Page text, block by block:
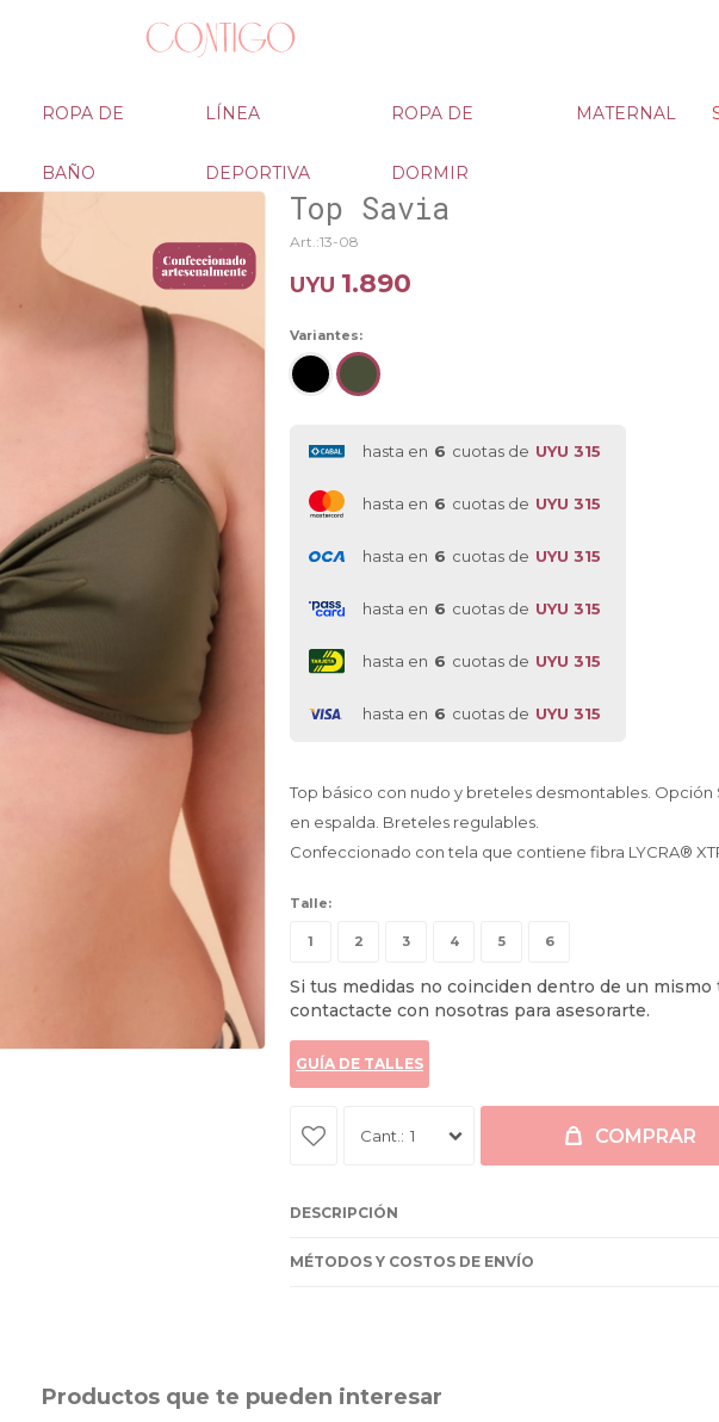
ROPA DE
BAÑO
LÍNEA
DEPORTIVA
ROPA DE
DORMIR
MATERNAL
Top Savia
13-08
UYU 1.890
Variantes:
hasta en 6 cuotas de UYU 315
hasta en 6 cuotas de UYU 315
hasta en 6 cuotas de UYU 315
hasta en 6 cuotas de UYU 315
hasta en 6 cuotas de UYU 315
hasta en 6 cuotas de UYU 315
Top básico con nudo y breteles desmontables. Opción
en espalda. Breteles regulables.
Confeccionado con tela que contiene fibra LYCRA®
Talle:
1 2 3 4 5 6
Si tus medidas no coinciden dentro de un mismo
contactacte con nosotras para asesorarte.
GUÍA DE TALLES
1 COMPRAR
DESCRIPCIÓN
MÉTODOS Y COSTOS DE ENVÍO
Productos que te pueden interesar